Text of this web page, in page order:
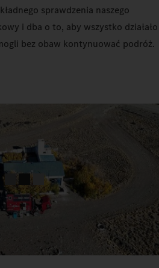
sprawdzenia naszego
i dba o to, aby wszystko działało
bez obaw kontynuować podróż.